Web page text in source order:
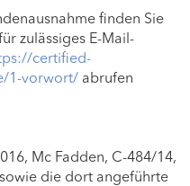
finden Sie
zulässiges E-Mail-
certified-
1-vorwort/ abrufen
Mc Fadden, C‑484/14,
die dort angeführte